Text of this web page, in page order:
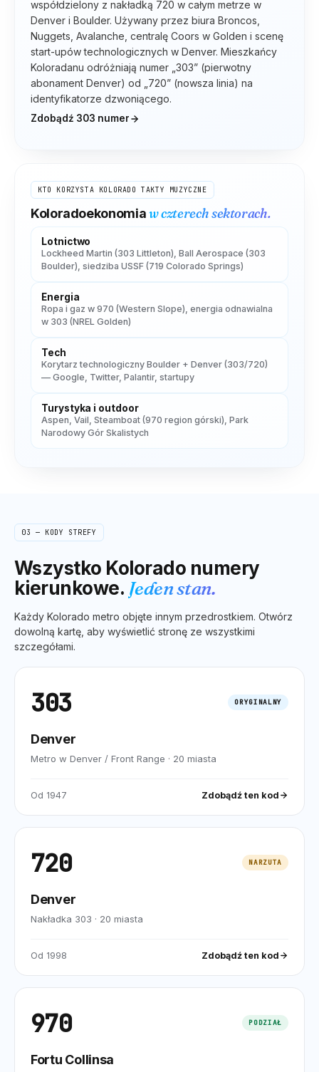
współdzielony z nakładką 720 w całym metrze w
Denver i Boulder. Używany przez biura Broncos,
Nuggets, Avalanche, centralę Coors w Golden i scenę
start-upów technologicznych w Denver. Mieszkańcy
Koloradanu odróżniają numer „303” (pierwotny
abonament Denver) od „720” (nowsza linia) na
identyfikatorze dzwoniącego.
Zdobądź 303 numer
KTO KORZYSTA KOLORADO TAKTY MUZYCZNE
Koloradoekonomiaw czterech sektorach.
Lotnictwo
Lockheed Martin (303 Littleton), Ball Aerospace (303
Boulder), siedziba USSF (719 Colorado Springs)
Energia
Ropa i gaz w 970 (Western Slope), energia odnawialna
w 303 (NREL Golden)
Tech
Korytarz technologiczny Boulder + Denver (303/720)
— Google, Twitter, Palantir, startupy
Turystyka i outdoor
Aspen, Vail, Steamboat (970 region górski), Park
Narodowy Gór Skalistych
03 — KODY STREFY
Wszystko Kolorado numery
kierunkowe. Jeden stan.
Każdy Kolorado metro objęte innym przedrostkiem. Otwórz
dowolną kartę, aby wyświetlić stronę ze wszystkimi
szczegółami.
303 ORYGINALNY
Denver
Metro w Denver / Front Range · 20 miasta
Od 1947 Zdobądź ten kod
720 NARZUTA
Denver
Nakładka 303 · 20 miasta
Od 1998 Zdobądź ten kod
970 PODZIAŁ
Fortu Collinsa